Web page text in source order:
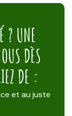
? UNE
DÈS
DE :
et au juste